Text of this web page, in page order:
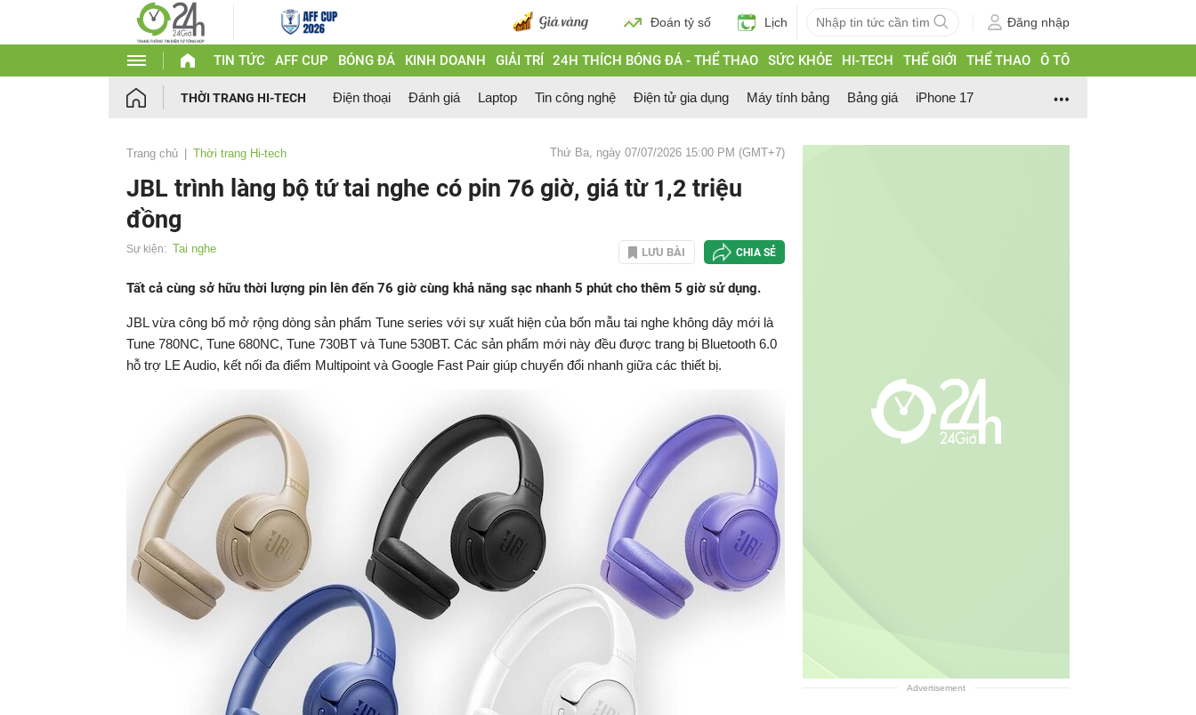
Đoán tỷ số Lịch Đăng nhập
TIN TỨC AFF CUP BÓNG ĐÁ KINH DOANH GIẢI TRÍ 24H THÍCH BÓNG ĐÁ - THỂ THAO SỨC KHỎE HI-TECH THẾ GIỚI THỂ THAO Ô TÔ
THỜI TRANG HI-TECH Điện thoại Đánh giá Laptop Tin công nghệ Điện tử gia dụng Máy tính bảng Bảng giá iPhone 17
Trang chủ Thời trang Hi-tech Thứ Ba, ngày 07/07/2026 15:00 PM (GMT+7)
JBL trình làng bộ tứ tai nghe có pin 76 giờ, giá từ 1,2 triệu
đồng
Sự kiện: Tai nghe LƯU BÀI CHIA SẺ
Tất cả cùng sở hữu thời lượng pin lên đến 76 giờ cùng khả năng sạc nhanh 5 phút cho thêm 5 giờ sử dụng.
JBL vừa công bố mở rộng dòng sản phẩm Tune series với sự xuất hiện của bốn mẫu tai nghe không dây mới là
Tune 780NC, Tune 680NC, Tune 730BT và Tune 530BT. Các sản phẩm mới này đều được trang bị Bluetooth 6.0
hỗ trợ LE Audio, kết nối đa điểm Multipoint và Google Fast Pair giúp chuyển đổi nhanh giữa các thiết bị.
Advertisement